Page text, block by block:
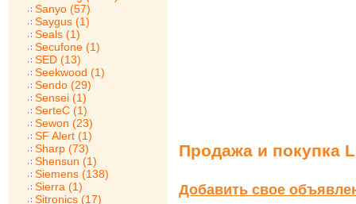
Sanyo (57)
Saygus (1)
Seals (1)
Secufone (1)
SED (13)
Seekwood (1)
Sendo (29)
Sensei (1)
SerteC (1)
Sewon (23)
SF Alert (1)
Sharp (73)
Shensun (1)
Siemens (138)
Sierra (1)
Sitronics (17)
Продажа и покупка
Добавить свое